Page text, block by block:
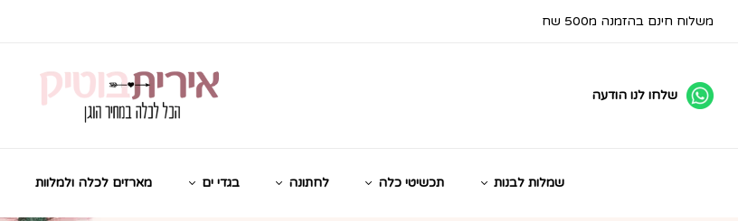
משלוח חינם בהזמנה מ500 שח
שלחו לנו הודעה
שמלות לבנות תכשיטי כלה לחתונה בגדי ים מארזים לכלה ולמלוות